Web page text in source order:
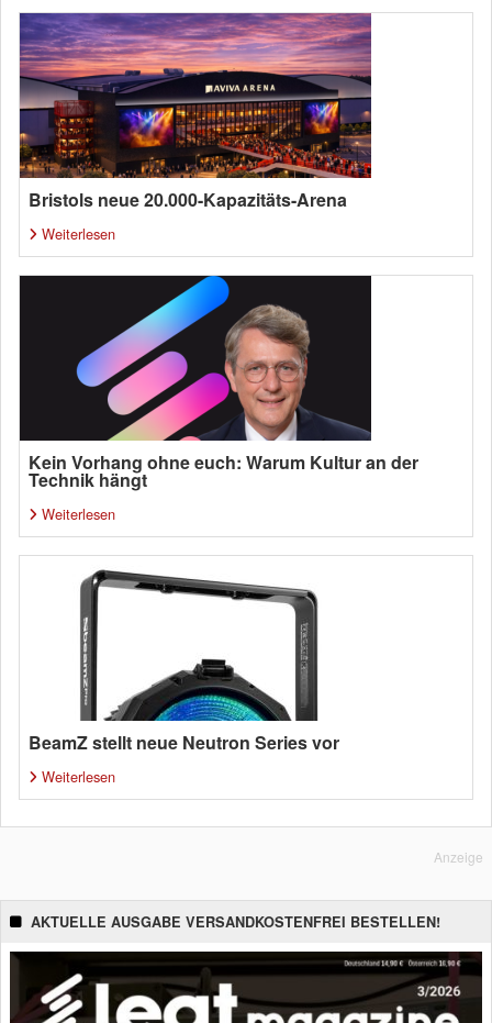
Bristols neue 20.000-Kapazitäts-Arena
Weiterlesen
Kein Vorhang ohne euch: Warum Kultur an der
Technik hängt
Weiterlesen
BeamZ stellt neue Neutron Series vor
Weiterlesen
Anzeige
AKTUELLE AUSGABE VERSANDKOSTENFREI BESTELLEN!